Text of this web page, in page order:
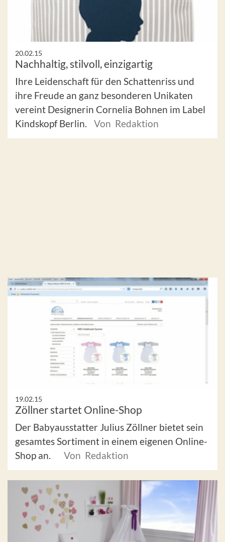
20.02.15
Nachhaltig, stilvoll, einzigartig
Ihre Leidenschaft für den Schattenriss und
ihre Freude an ganz besonderen Unikaten
vereint Designerin Cornelia Bohnen im Label
Kindskopf Berlin.
Von Redaktion
19.02.15
Zöllner startet Online-Shop
Der Babyausstatter Julius Zöllner bietet sein
gesamtes Sortiment in einem eigenen Online-
Shop an.
Von Redaktion